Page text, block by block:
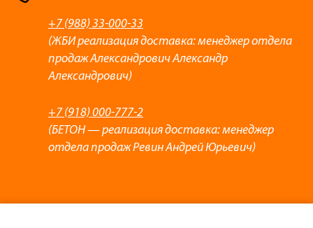
+7 (988) 33-000-33
(ЖБИ реализация доставка: менеджер отдела
продаж Александрович Александр
Александрович)
+7 (918) 000-777-2
(БЕТОН — реализация доставка: менеджер
отдела продаж Ревин Андрей Юрьевич)